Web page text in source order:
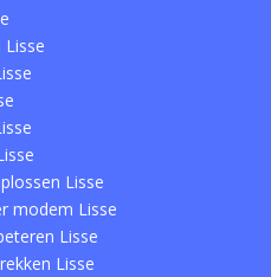
Lisse
modem Lisse
Lisse
Lisse